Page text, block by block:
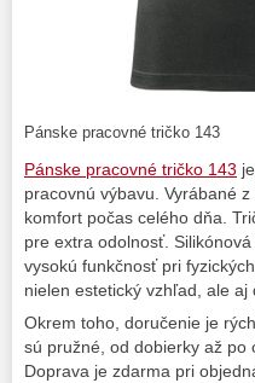
Pánske pracovné tričko 143
Pánske pracovné tričko 143
pracovnú výbavu. Vyrábané
komfort počas celého dňa.
pre extra odolnosť.
vysokú funkčnosť pri
nielen estetický vzhľad, ale aj
Okrem toho, doručenie je
sú pružné, od dobierky až po
Doprava je zdarma pri